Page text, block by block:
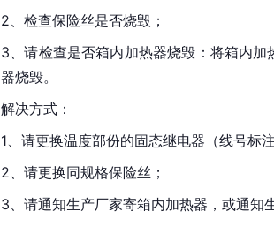
2、检查保险丝是否烧毁；
3、请检查是否箱内加热器烧毁：将箱内
器烧毁。
解决方式：
1、请更换温度部份的固态继电器（线号标
2、请更换同规格保险丝；
3、请通知生产厂家寄箱内加热器，或通知